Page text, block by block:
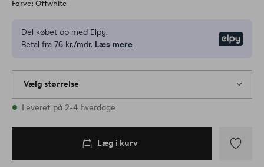
Farve: Offwhite
Del købet op med Elpy.
Betal fra 76 kr./mdr. Læs mere
Vælg størrelse
2 størrelser er på lager
Leveret på 2-4 hverdage
Læg i kurv